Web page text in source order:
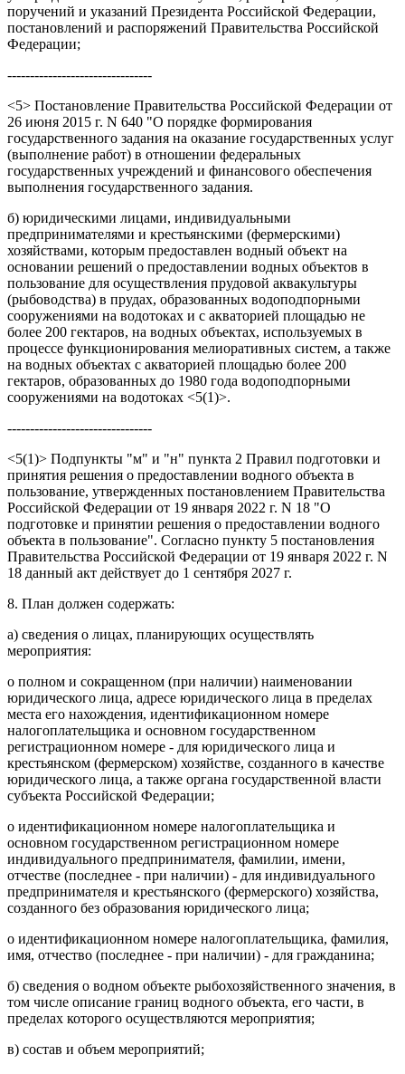
поручений и указаний Президента Российской Федерации,
постановлений и распоряжений Правительства Российской
Федерации;
--------------------------------
<5> Постановление Правительства Российской Федерации от
26 июня 2015 г. N 640 "О порядке формирования
государственного задания на оказание государственных услуг
(выполнение работ) в отношении федеральных
государственных учреждений и финансового обеспечения
выполнения государственного задания.
б) юридическими лицами, индивидуальными
предпринимателями и крестьянскими (фермерскими)
хозяйствами, которым предоставлен водный объект на
основании решений о предоставлении водных объектов в
пользование для осуществления прудовой аквакультуры
(рыбоводства) в прудах, образованных водоподпорными
сооружениями на водотоках и с акваторией площадью не
более 200 гектаров, на водных объектах, используемых в
процессе функционирования мелиоративных систем, а также
на водных объектах с акваторией площадью более 200
гектаров, образованных до 1980 года водоподпорными
сооружениями на водотоках <5(1)>.
--------------------------------
<5(1)> Подпункты "м" и "н" пункта 2 Правил подготовки и
принятия решения о предоставлении водного объекта в
пользование, утвержденных постановлением Правительства
Российской Федерации от 19 января 2022 г. N 18 "О
подготовке и принятии решения о предоставлении водного
объекта в пользование". Согласно пункту 5 постановления
Правительства Российской Федерации от 19 января 2022 г. N
18 данный акт действует до 1 сентября 2027 г.
8. План должен содержать:
а) сведения о лицах, планирующих осуществлять
мероприятия:
о полном и сокращенном (при наличии) наименовании
юридического лица, адресе юридического лица в пределах
места его нахождения, идентификационном номере
налогоплательщика и основном государственном
регистрационном номере - для юридического лица и
крестьянском (фермерском) хозяйстве, созданного в качестве
юридического лица, а также органа государственной власти
субъекта Российской Федерации;
о идентификационном номере налогоплательщика и
основном государственном регистрационном номере
индивидуального предпринимателя, фамилии, имени,
отчестве (последнее - при наличии) - для индивидуального
предпринимателя и крестьянского (фермерского) хозяйства,
созданного без образования юридического лица;
о идентификационном номере налогоплательщика, фамилия,
имя, отчество (последнее - при наличии) - для гражданина;
б) сведения о водном объекте рыбохозяйственного значения, в
том числе описание границ водного объекта, его части, в
пределах которого осуществляются мероприятия;
в) состав и объем мероприятий;